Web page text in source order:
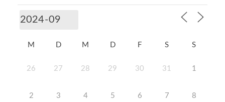
M D M D F S S
26 27 28 29 30 31 1
2 3 4 5 6 7 8